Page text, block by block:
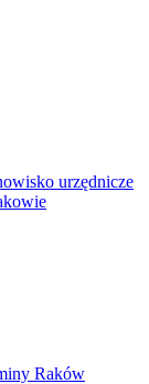
urzędnicze
Raków